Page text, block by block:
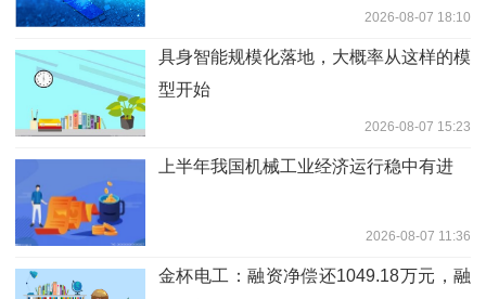
2026-08-07 18:10
具身智能规模化落地，大概率从这样的模
型开始
2026-08-07 15:23
上半年我国机械工业经济运行稳中有进
2026-08-07 11:36
金杯电工：融资净偿还1049.18万元，融